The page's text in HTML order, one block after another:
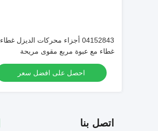
04152843 أجزاء محركات الديزل غطاء
غطاء مع عبوة مربع مقوى مريحة
احصل على افضل سعر
اتصل بنا